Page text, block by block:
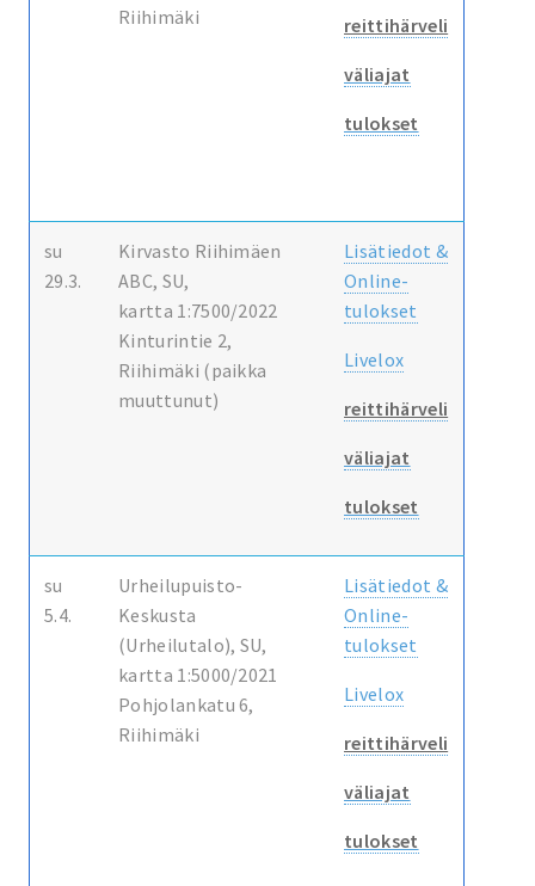
Riihimäki
reittihärveli
väliajat
tulokset
su
29.3.
Kirvasto Riihimäen
ABC, SU,
kartta 1:7500/2022
Kinturintie 2,
Riihimäki (paikka
muuttunut)
Lisätiedot &
Online-
tulokset
Livelox
reittihärveli
väliajat
tulokset
su
5.4.
Urheilupuisto-
Keskusta
(Urheilutalo), SU,
kartta 1:5000/2021
Pohjolankatu 6,
Riihimäki
Lisätiedot &
Online-
tulokset
Livelox
reittihärveli
väliajat
tulokset